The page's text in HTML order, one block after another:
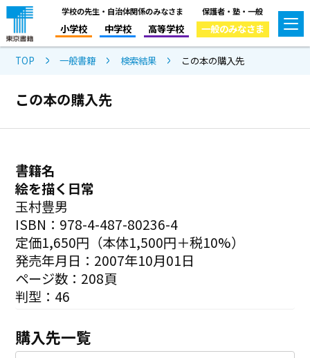
学校の先生・自治体関係のみなさま
小学校 中学校 高等学校
保護者・塾・一般
一般のみなさま
TOP 一般書籍 検索結果 この本の購入先
この本の購入先
書籍名
絵を描く日常
玉村豊男
ISBN：978-4-487-80236-4
定価1,650円（本体1,500円＋税10%）
発売年月日：2007年10月01日
ページ数：208頁
判型：46
購入先一覧